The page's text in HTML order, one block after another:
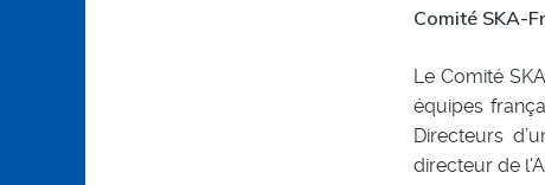
Comité SKA-
Le Comité
équipes
Directeurs
directeur de